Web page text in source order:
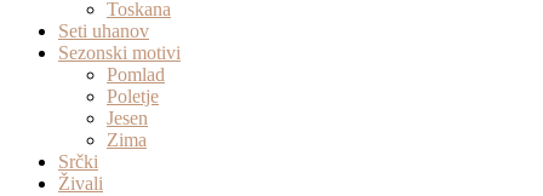
Toskana
Seti uhanov
Sezonski motivi
Pomlad
Poletje
Jesen
Zima
Srčki
Živali